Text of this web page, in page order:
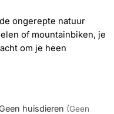
ongerepte natuur
of mountainbiken, je
om je heen
Geen huisdieren (Geen